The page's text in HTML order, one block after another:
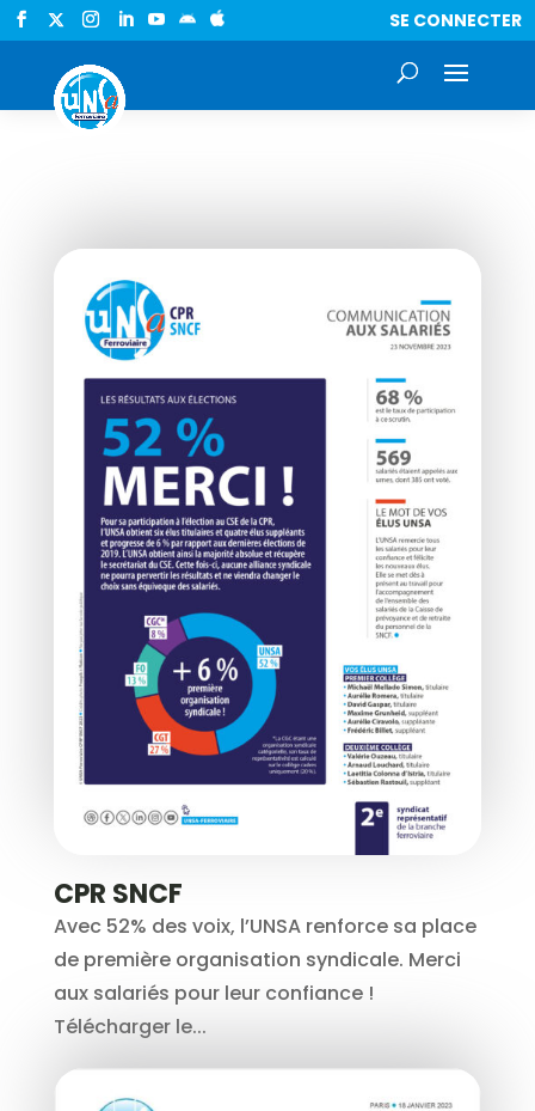
  SE CONNECTER
CPR SNCF
Avec 52% des voix, l’UNSA renforce sa place
de première organisation syndicale. Merci
aux salariés pour leur confiance !
Télécharger le...